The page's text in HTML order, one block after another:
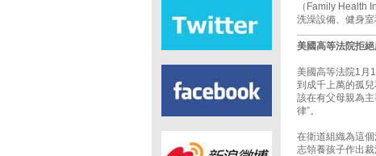
（Family Health
洗澡設備、健身室
美國高等法院拒
美國高等法院1月
到成千上萬的孤
該在有父母親為
律”。
在衛道組織為這
志領養孩子作出